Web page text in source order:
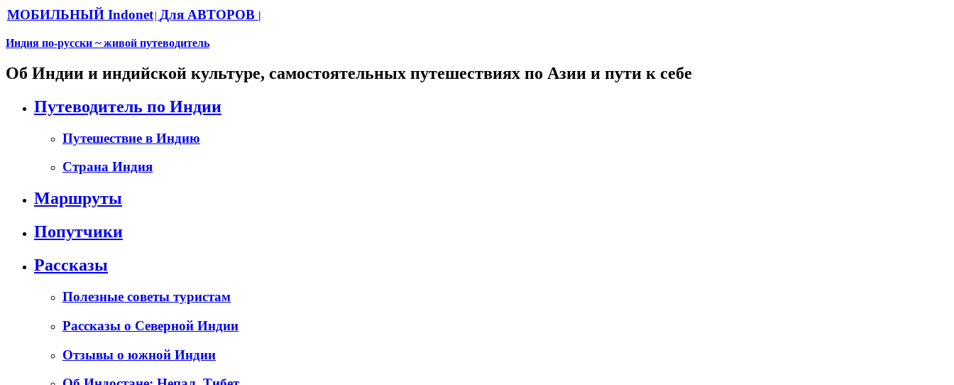
МОБИЛЬНЫЙ Indonet| Для АВТОРОВ |
Индия по-русски ~ живой путеводитель
Об Индии и индийской культуре, самостоятельных путешествиях по Азии и пути к себе
Путеводитель по Индии
Путешествие в Индию
Страна Индия
Маршруты
Попутчики
Рассказы
Полезные советы туристам
Рассказы о Северной Индии
Отзывы о южной Индии